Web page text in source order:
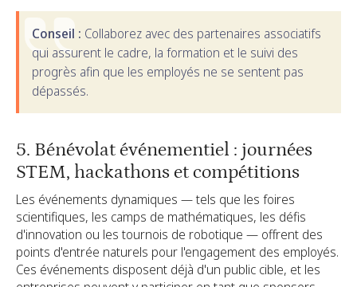
Conseil : Collaborez avec des partenaires associatifs
qui assurent le cadre, la formation et le suivi des
progrès afin que les employés ne se sentent pas
dépassés.
5. Bénévolat événementiel : journées
STEM, hackathons et compétitions
Les événements dynamiques — tels que les foires
scientifiques, les camps de mathématiques, les défis
d'innovation ou les tournois de robotique — offrent des
points d'entrée naturels pour l'engagement des employés.
Ces événements disposent déjà d'un public cible, et les